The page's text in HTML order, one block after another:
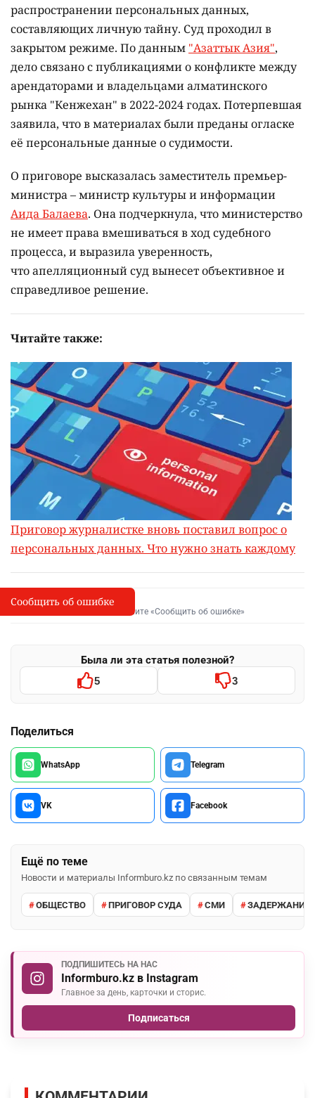
распространении персональных данных,
составляющих личную тайну. Суд проходил в
закрытом режиме. По данным "Азаттык Азия",
дело связано с публикациями о конфликте между
арендаторами и владельцами алматинского
рынка "Кенжехан" в 2022-2024 годах. Потерпевшая
заявила, что в материалах были преданы огласке
её персональные данные о судимости.
О приговоре высказалась заместитель премьер-
министра – министр культуры и информации
Аида Балаева. Она подчеркнула, что министерство
не имеет права вмешиваться в ход судебного
процесса, и выразила уверенность,
что апелляционный суд вынесет объективное и
справедливое решение.
Читайте также:
Приговор журналистке вновь поставил вопрос о
персональных данных. Что нужно знать каждому
I
Сообщить об опечатке
Выделите фрагмент и нажмите «Сообщить об ошибке»
Была ли эта статья полезной?
5 3
Поделиться
WhatsApp Telegram
VK Facebook
Ещё по теме
Новости и материалы Informburo.kz по связанным темам
ОБЩЕСТВО ПРИГОВОР СУДА СМИ ЗАДЕРЖАНИЕ
ПОДПИШИТЕСЬ НА НАС
Informburo.kz в Instagram
Главное за день, карточки и сторис.
Подписаться
Сообщить об ошибке